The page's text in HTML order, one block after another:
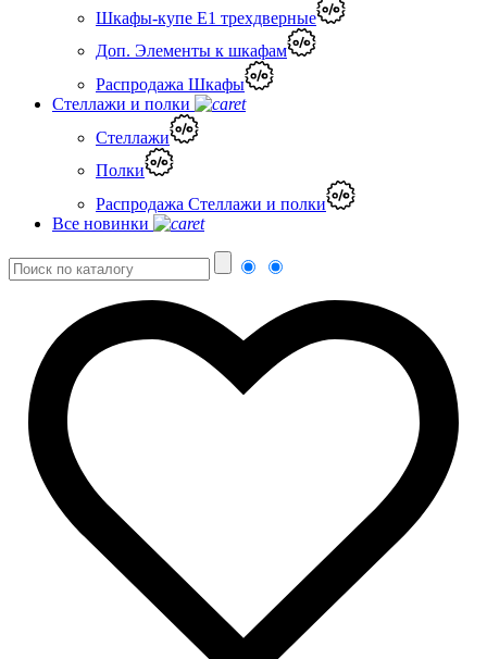
Шкафы-купе Е1 трехдверные
Доп. Элементы к шкафам
Распродажа Шкафы
Стеллажи и полки
Стеллажи
Полки
Распродажа Стеллажи и полки
Все новинки